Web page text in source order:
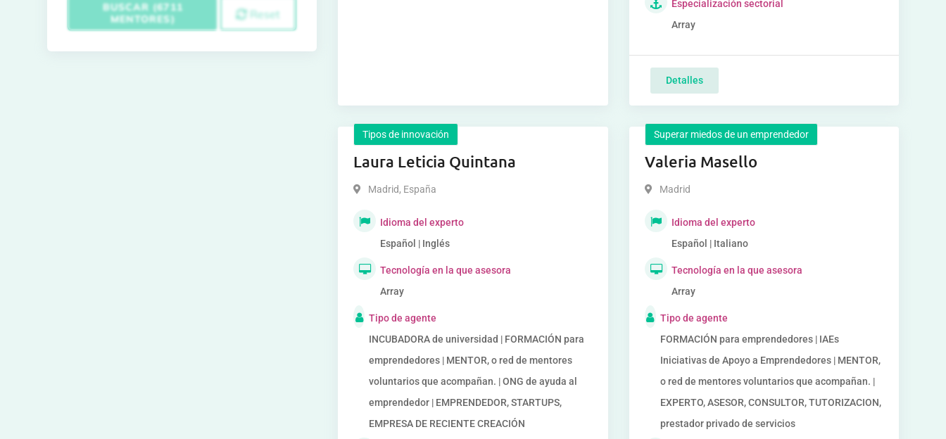
Especialización sectorial
Array
Detalles
Tipos de innovación
Laura Leticia Quintana
Madrid, España
Idioma del experto
Español | Inglés
Tecnología en la que asesora
Array
Tipo de agente
INCUBADORA de universidad | FORMACIÓN para
emprendedores | MENTOR, o red de mentores
voluntarios que acompañan. | ONG de ayuda al
emprendedor | EMPRENDEDOR, STARTUPS,
EMPRESA DE RECIENTE CREACIÓN
Superar miedos de un emprendedor
Valeria Masello
Madrid
Idioma del experto
Español | Italiano
Tecnología en la que asesora
Array
Tipo de agente
FORMACIÓN para emprendedores | IAEs
Iniciativas de Apoyo a Emprendedores | MENTOR,
o red de mentores voluntarios que acompañan. |
EXPERTO, ASESOR, CONSULTOR, TUTORIZACION,
prestador privado de servicios
BUSCAR (6711
MENTORES)
Reset